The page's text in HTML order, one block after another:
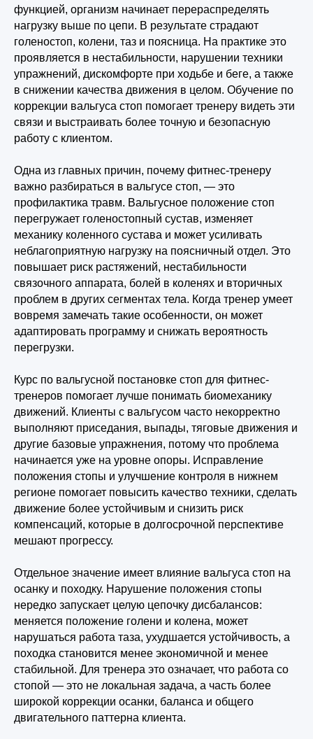
функцией, организм начинает перераспределять
нагрузку выше по цепи. В результате страдают
голеностоп, колени, таз и поясница. На практике это
проявляется в нестабильности, нарушении техники
упражнений, дискомфорте при ходьбе и беге, а также
в снижении качества движения в целом. Обучение по
коррекции вальгуса стоп помогает тренеру видеть эти
связи и выстраивать более точную и безопасную
работу с клиентом.
Одна из главных причин, почему фитнес-тренеру
важно разбираться в вальгусе стоп, — это
профилактика травм. Вальгусное положение стоп
перегружает голеностопный сустав, изменяет
механику коленного сустава и может усиливать
неблагоприятную нагрузку на поясничный отдел. Это
повышает риск растяжений, нестабильности
связочного аппарата, болей в коленях и вторичных
проблем в других сегментах тела. Когда тренер умеет
вовремя замечать такие особенности, он может
адаптировать программу и снижать вероятность
перегрузки.
Курс по вальгусной постановке стоп для фитнес-
тренеров помогает лучше понимать биомеханику
движений. Клиенты с вальгусом часто некорректно
выполняют приседания, выпады, тяговые движения и
другие базовые упражнения, потому что проблема
начинается уже на уровне опоры. Исправление
положения стопы и улучшение контроля в нижнем
регионе помогает повысить качество техники, сделать
движение более устойчивым и снизить риск
компенсаций, которые в долгосрочной перспективе
мешают прогрессу.
Отдельное значение имеет влияние вальгуса стоп на
осанку и походку. Нарушение положения стопы
нередко запускает целую цепочку дисбалансов:
меняется положение голени и колена, может
нарушаться работа таза, ухудшается устойчивость, а
походка становится менее экономичной и менее
стабильной. Для тренера это означает, что работа со
стопой — это не локальная задача, а часть более
широкой коррекции осанки, баланса и общего
двигательного паттерна клиента.